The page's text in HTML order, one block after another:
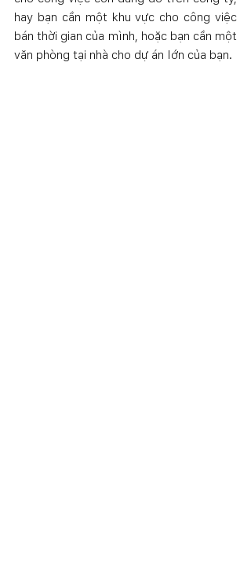
hay bạn cần một khu vực cho công việc
bán thời gian của mình, hoặc bạn cần một
văn phòng tại nhà cho dự án lớn của bạn.